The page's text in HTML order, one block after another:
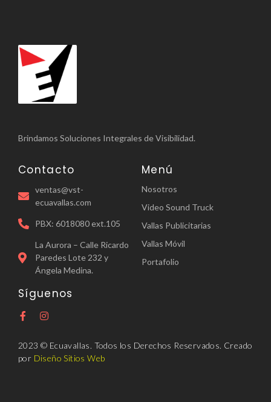
Brindamos Soluciones Integrales de Visibilidad.
Contacto
ventas@vst-
ecuavallas.com
PBX: 6018080 ext.105
La Aurora – Calle Ricardo
Paredes Lote 232 y
Ángela Medina.
Menú
Nosotros
Video Sound Truck
Vallas Publicitarias
Vallas Móvil
Portafolio
Síguenos
2023 © Ecuavallas. Todos los Derechos Reservados. Creado
por Diseño Sitios Web